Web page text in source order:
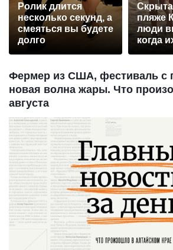
Ролик длится
несколько секунд, а
смеяться вы будете
долго
пляже
люди
когда
Фермер из США, фестиваль с
новая волна жары. Что
августа